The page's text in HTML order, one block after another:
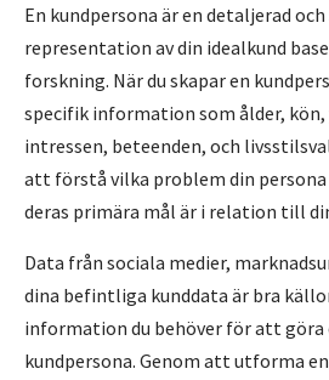
En kundpersona är en detaljerad
representation av din idealkund
forskning. När du skapar en
specifik information som ålder,
intressen, beteenden, och
att förstå vilka problem din
deras primära mål är i relation till
Data från sociala medier,
dina befintliga kunddata är bra
information du behöver för att göra
kundpersona. Genom att utforma